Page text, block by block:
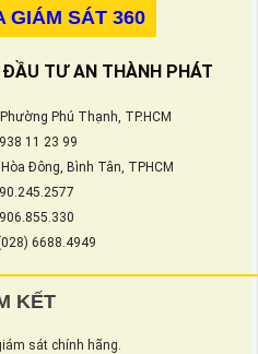
GIÁM SÁT 360
TƯ AN THÀNH PHÁT
Phú Thạnh, TP.HCM
11 23 99
Đông, Bình Tân, TPHCM
6688.4949
KẾT
sát chính hãng.